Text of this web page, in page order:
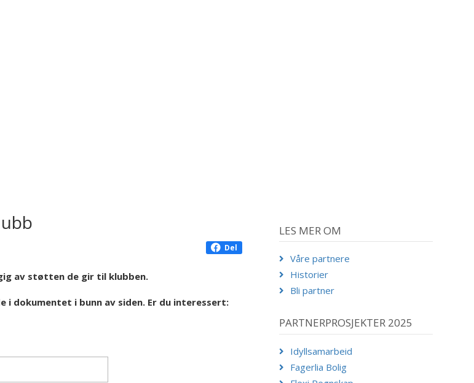
Del
av støtten de gir til klubben.
dokumentet i bunn av siden. Er du interessert:
LES MER OM
Våre partnere
Historier
Bli partner
PARTNERPROSJEKTER 2025
Idyllsamarbeid
Fagerlia Bolig